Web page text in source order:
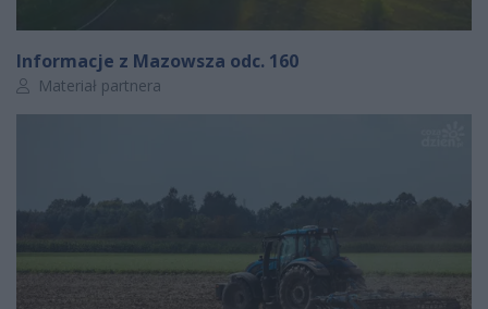
Informacje z Mazowsza odc. 160
Autor artykułu:
Materiał partnera